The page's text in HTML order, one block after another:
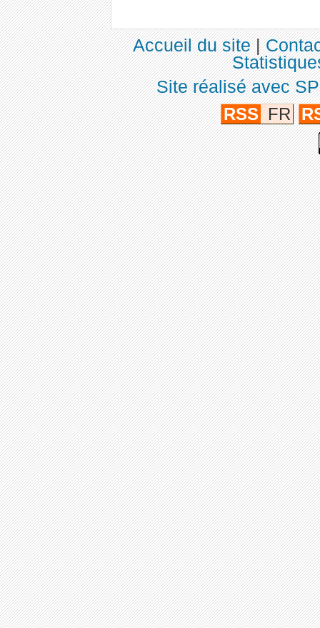
Accueil du site|
Site réalisé avec
RSS FR